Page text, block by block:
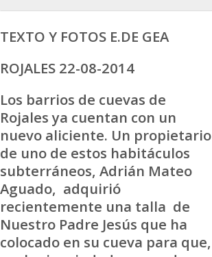
TEXTO Y FOTOS E.DE GEA
ROJALES 22-08-2014
Los barrios de cuevas de
Rojales ya cuentan con un
nuevo aliciente. Un propietario
de uno de estos habitáculos
subterráneos, Adrián Mateo
Aguado, adquirió
recientemente una talla de
Nuestro Padre Jesús que ha
colocado en su cueva para que,